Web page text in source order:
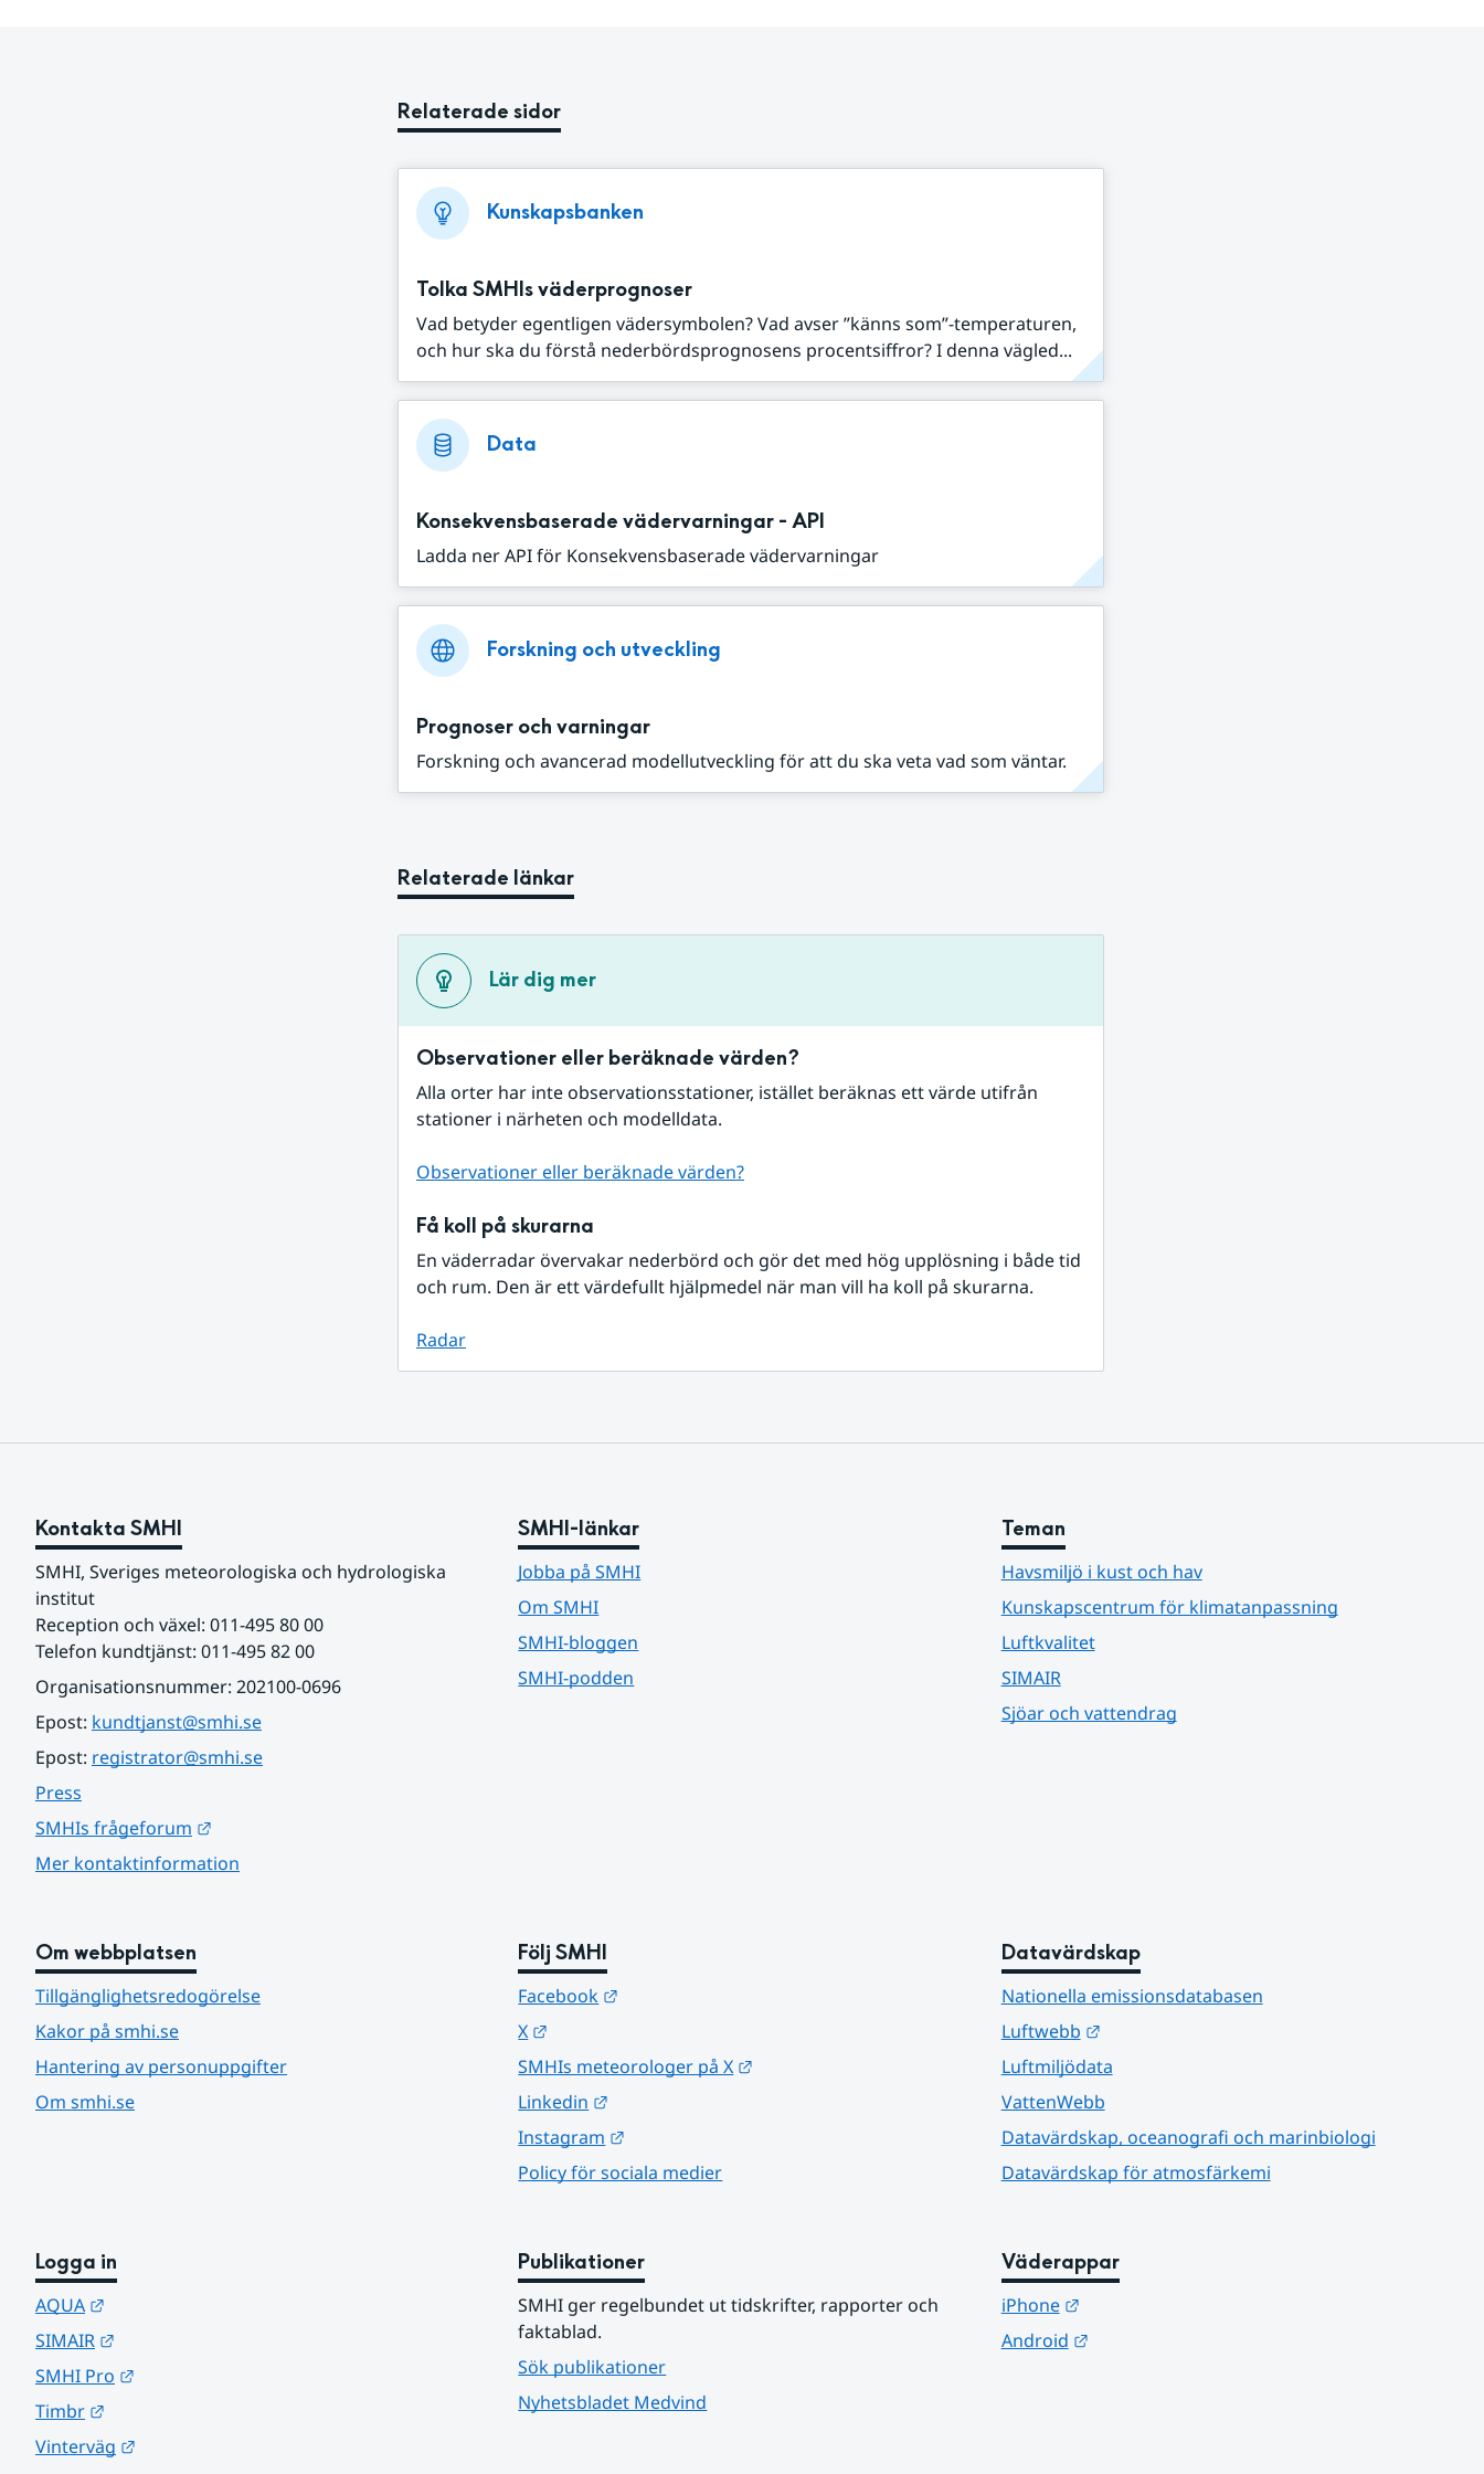
Relaterade sidor
Kunskapsbanken
Tolka SMHIs väderprognoser
Vad betyder egentligen vädersymbolen? Vad avser ”känns som”-temperaturen,
och hur ska du förstå nederbördsprognosens procentsiffror? I denna vägled...
Data
Konsekvensbaserade vädervarningar - API
Ladda ner API för Konsekvensbaserade vädervarningar
Forskning och utveckling
Prognoser och varningar
Forskning och avancerad modellutveckling för att du ska veta vad som väntar.
Relaterade länkar
Lär dig mer
Observationer eller beräknade värden?
Alla orter har inte observationsstationer, istället beräknas ett värde utifrån
stationer i närheten och modelldata.
Observationer eller beräknade värden?
Få koll på skurarna
En väderradar övervakar nederbörd och gör det med hög upplösning i både tid
och rum. Den är ett värdefullt hjälpmedel när man vill ha koll på skurarna.
Radar
Kontakta SMHI
SMHI, Sveriges meteorologiska och hydrologiska
institut
Reception och växel: 011-495 80 00
Telefon kundtjänst: 011-495 82 00
Organisationsnummer: 202100-0696
Epost: kundtjanst@smhi.se
Epost: registrator@smhi.se
Press
SMHIs frågeforum
Mer kontaktinformation
SMHI-länkar
Jobba på SMHI
Om SMHI
SMHI-bloggen
SMHI-podden
Teman
Havsmiljö i kust och hav
Kunskapscentrum för klimatanpassning
Luftkvalitet
SIMAIR
Sjöar och vattendrag
Om webbplatsen
Tillgänglighetsredogörelse
Kakor på smhi.se
Hantering av personuppgifter
Om smhi.se
Följ SMHI
Facebook
X
SMHIs meteorologer på X
Linkedin
Instagram
Policy för sociala medier
Datavärdskap
Nationella emissionsdatabasen
Luftwebb
Länk till annan webbplats.
Luftmiljödata
VattenWebb
Datavärdskap, oceanografi och marinbiologi
Datavärdskap för atmosfärkemi
Logga in
AQUA
SIMAIR
SMHI Pro
Timbr
Vinterväg
Publikationer
SMHI ger regelbundet ut tidskrifter, rapporter och
faktablad.
Sök publikationer
Nyhetsbladet Medvind
Väderappar
iPhone
Länk till annan webbplats.
Android
Länk till annan webbplats.